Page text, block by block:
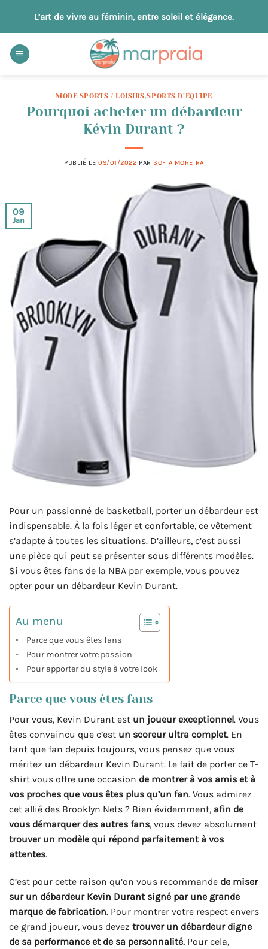
contenu
L’art de vivre au féminin, entre soleil et élégance.
MODE,SPORTS / LOISIRS,SPORTS D’ÉQUIPE
Pourquoi acheter un débardeur
Kévin Durant ?
PUBLIÉ LE 09/01/2022 PARSOFIA MOREIRA
09
Jan
Pour un passionné de basketball, porter un débardeur est
indispensable. À la fois léger et confortable, ce vêtement
s’adapte à toutes les situations. D’ailleurs, c’est aussi
une pièce qui peut se présenter sous différents modèles.
Si vous êtes fans de la NBA par exemple, vous pouvez
opter pour un débardeur Kevin Durant.
Au menu
Parce que vous êtes fans
Pour montrer votre passion
Pour apporter du style à votre look
Parce que vous êtes fans
Pour vous, Kevin Durant est un joueur exceptionnel. Vous
êtes convaincu que c’est un scoreur ultra complet. En
tant que fan depuis toujours, vous pensez que vous
méritez un débardeur Kevin Durant. Le fait de porter ce T-
shirt vous offre une occasion de montrer à vos amis et à
vos proches que vous êtes plus qu’un fan. Vous admirez
cet allié des Brooklyn Nets ? Bien évidemment, afin de
vous démarquer des autres fans, vous devez absolument
trouver un modèle qui répond parfaitement à vos
attentes.
C’est pour cette raison qu’on vous recommande de miser
sur un débardeur Kevin Durant signé par une grande
marque de fabrication. Pour montrer votre respect envers
ce grand joueur, vous devez trouver un débardeur digne
de sa performance et de sa personnalité. Pour cela,